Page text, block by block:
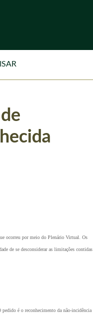
ocorreu por meio do Plenário Virtual. Os
de se desconsiderar as limitações contidas
é o reconhecimento da não-incidência